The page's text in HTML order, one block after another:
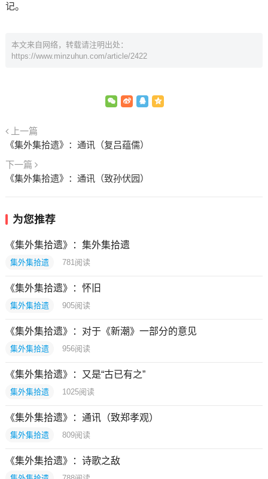
记。
本文来自网络，转载请注明出处：
https://www.minzuhun.com/article/2422
上一篇
《集外集拾遗》：通讯（复吕蕴儒）
下一篇
《集外集拾遗》：通讯（致孙伏园）
为您推荐
《集外集拾遗》：集外集拾遗
集外集拾遗 781 阅读
《集外集拾遗》：怀旧
集外集拾遗 905阅读
《集外集拾遗》：对于《新潮》一部分的意见
集外集拾遗 956阅读
《集外集拾遗》：又是“古已有之”
集外集拾遗 1025阅读
《集外集拾遗》：通讯（致郑孝观）
集外集拾遗 809阅读
《集外集拾遗》：诗歌之敌